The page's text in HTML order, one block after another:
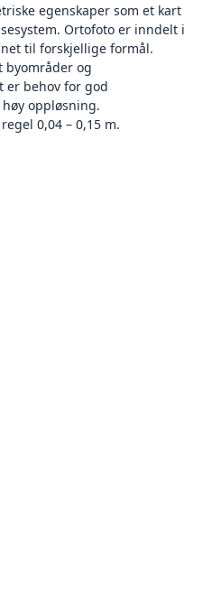
egenskaper som et kart
Ortofoto er inndelt i
til forskjellige formål.
byområder og
er behov for god
oppløsning.
0,04 – 0,15 m.